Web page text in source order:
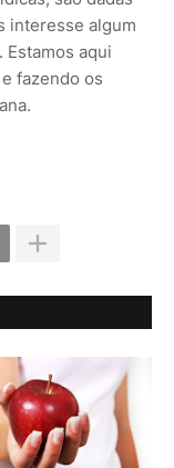
interesse algum
aqui
fazendo os